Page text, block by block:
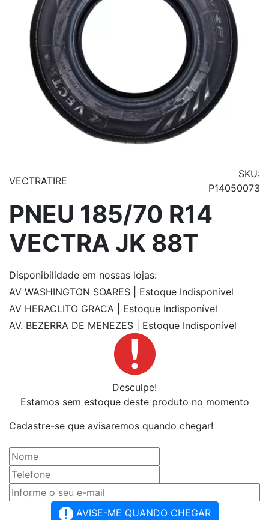
VECTRATIRE
SKU:
P14050073
PNEU 185/70 R14
VECTRA JK 88T
Disponibilidade em nossas lojas:
AV WASHINGTON SOARES | Estoque Indisponível
AV HERACLITO GRACA | Estoque Indisponível
AV. BEZERRA DE MENEZES | Estoque Indisponível
Desculpe!
Estamos sem estoque deste produto no momento
Cadastre-se que avisaremos quando chegar!
AVISE-ME QUANDO CHEGAR